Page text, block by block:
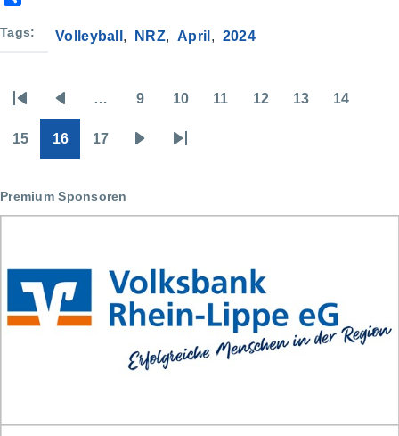
a
Tags Volleyball NRZ April 2024
Seitennummerierung
Seite
Seite
… 9 10 11 12 13 14
15 16 17
NächsteLetzte
Premium Sponsoren